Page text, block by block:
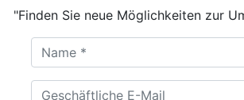
"Finden Sie neue Möglichkeiten zur